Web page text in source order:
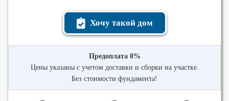
Хочу такой дом
Предоплата 0%
Цены указаны с учетом доставки и сборки на участке.
Без стоимости фундамента!